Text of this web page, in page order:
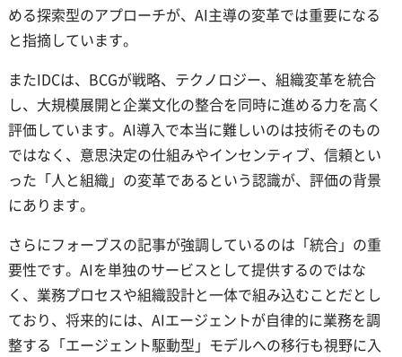
める探索型のアプローチが、AI主導の変革では重要になる
と指摘しています。
またIDCは、BCGが戦略、テクノロジー、組織変革を統合
し、大規模展開と企業文化の整合を同時に進める力を高く
評価しています。AI導入で本当に難しいのは技術そのもの
ではなく、意思決定の仕組みやインセンティブ、信頼とい
った「人と組織」の変革であるという認識が、評価の背景
にあります。
さらにフォーブスの記事が強調しているのは「統合」の重
要性です。AIを単独のサービスとして提供するのではな
く、業務プロセスや組織設計と一体で組み込むことだとし
ており、将来的には、AIエージェントが自律的に業務を調
整する「エージェント駆動型」モデルへの移行も視野に入